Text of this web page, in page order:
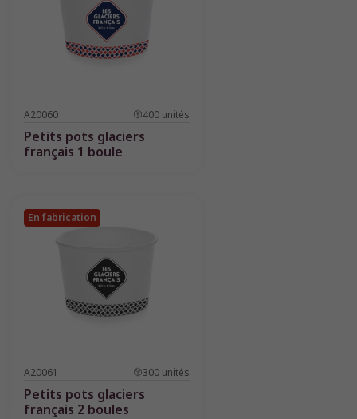
A20060 400 unités
Petits pots glaciers
français 1 boule
En fabrication
A20061 300 unités
Petits pots glaciers
français 2 boules